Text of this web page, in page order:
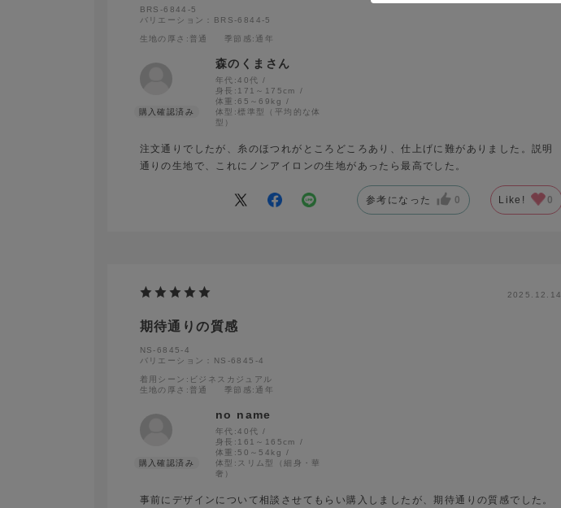
BRS-6844-5
バリエーション：BRS-6844-5
生地の厚さ :普通 季節感:通年
森のくまさん
年代:40代
身長: 171～175cm
体重:65～69kg
体型:標準型（平均的な体
型）
注文通りでしたが、糸のほつれがところどころあり、仕上げに難がありました。説明
通りの生地で、これにノンアイロンの生地があったら最高でした。
参考になった 0 Like! 0
2025.12.14
期待通りの質感
NS-6845-4
バリエーション：NS-6845-4
着用シーン :ビジネスカジュアル
生地の厚さ :普通 季節感:通年
no name
年代:40代
身長: 161～165cm
体重: 50～54kg
体型: スリム型（細身・華
奢）
事前にデザインについて相談させてもらい購入しましたが、期待通りの質感でした。